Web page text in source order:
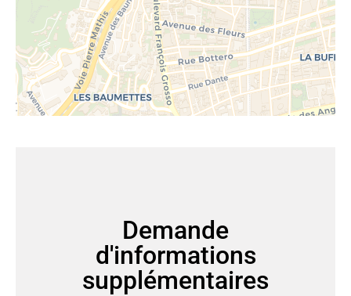
Demande
d'informations
supplémentaires